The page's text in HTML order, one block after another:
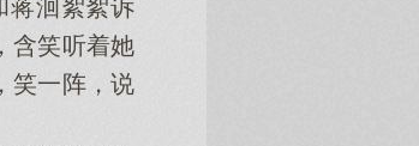
蒋洄絮絮诉
含笑听着她
笑一阵，说